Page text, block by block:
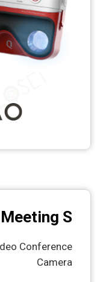
S
Conference
Camera